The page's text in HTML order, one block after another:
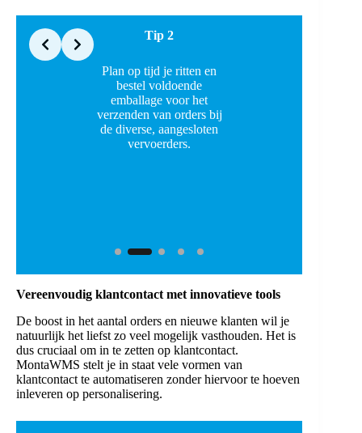
Tip 2
Plan op tijd je ritten en
bestel voldoende
emballage voor het
verzenden van orders bij
de diverse, aangesloten
vervoerders.
Slide 2 of 5
Vereenvoudig klantcontact met innovatieve tools
De boost in het aantal orders en nieuwe klanten wil je
natuurlijk het liefst zo veel mogelijk vasthouden. Het is
dus cruciaal om in te zetten op klantcontact.
MontaWMS stelt je in staat vele vormen van
klantcontact te automatiseren zonder hiervoor te hoeven
inleveren op personalisering.